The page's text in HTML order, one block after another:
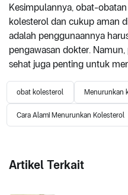
Kesimpulannya, obat-
kolesterol dan cukup aman
adalah penggunaannya
pengawasan dokter.
sehat juga penting untuk
obat kolesterol Menurunkan
Cara Alami Menurunkan Kolesterol
Artikel Terkait